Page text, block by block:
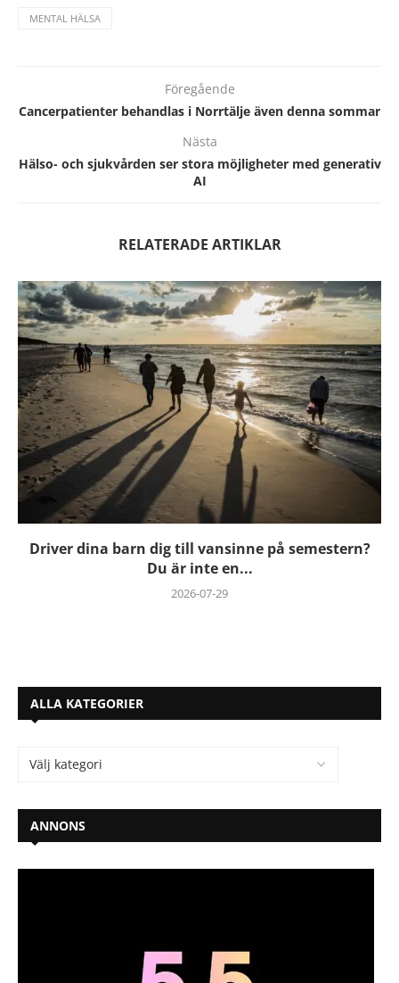
MENTAL HÄLSA
Föregående
Cancerpatienter behandlas i Norrtälje även denna sommar
Nästa
Hälso- och sjukvården ser stora möjligheter med generativ
AI
RELATERADE ARTIKLAR
Driver dina barn dig till vansinne på semestern?
Du är inte en...
2026-07-29
ALLA KATEGORIER
ANNONS